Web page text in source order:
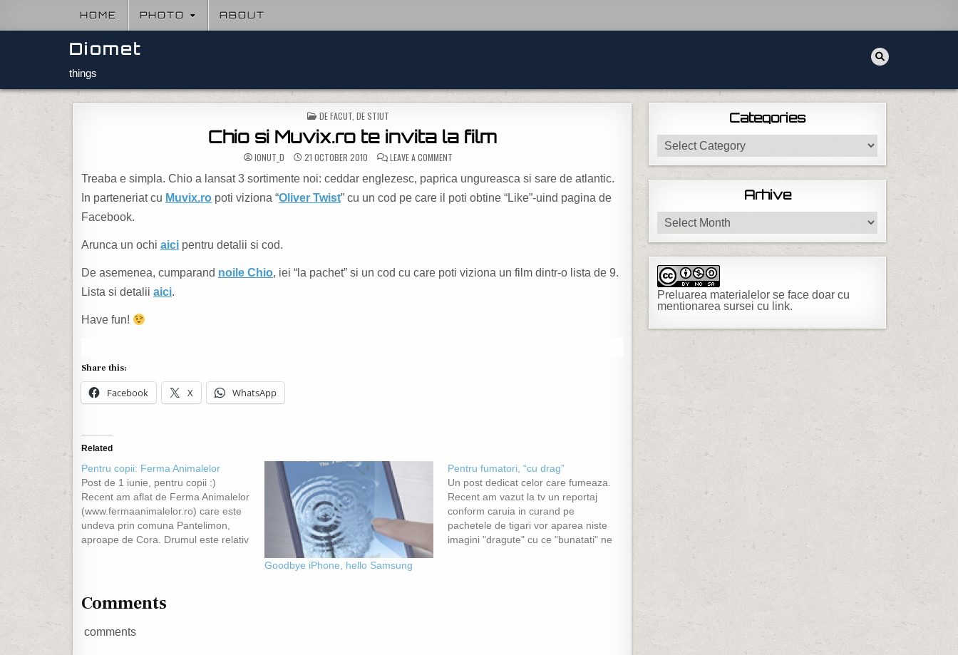
HOME PHOTO ABOUT
Diomet
things
POSTED IN
DE FACUT ,DE STIUT
Chio si Muvix.ro te invita la film
IONUT_D 21 OCTOBER 2010 LEAVE A COMMENT
Treaba e simpla. Chio a lansat 3 sortimente noi: ceddar englezesc, paprica ungureasca si sare de atlantic.
In parteneriat cu Muvix.ro poti viziona “Oliver Twist” cu un cod pe care il poti obtine “Like”-uind pagina de
Facebook.
Arunca un ochi aici pentru detalii si cod.
De asemenea, cumparand noile Chio, iei “la pachet” si un cod cu care poti viziona un film dintr-o lista de 9.
Lista si detalii aici.
Have fun!
Share this:
Facebook X WhatsApp
Related
Pentru copii: Ferma Animalelor
Post de 1 iunie, pentru copii :)
Recent am aflat de Ferma Animalelor
(www.fermaanimalelor.ro) care este
undeva prin comuna Pantelimon,
aproape de Cora. Drumul este relativ
acolo este "Ferma 10", acolo…
Goodbye iPhone, hello Samsung
Pentru fumatori, “cu drag”
Un post dedicat celor care fumeaza.
Recent am vazut la tv un reportaj
conform caruia in curand pe
pachetele de tigari vor aparea niste
imagini "dragute" cu ce "bunatati" ne
Comments
comments
Categories
Categories
Arhive
Arhive
Preluarea materialelor se face doar cu
mentionarea sursei cu link.